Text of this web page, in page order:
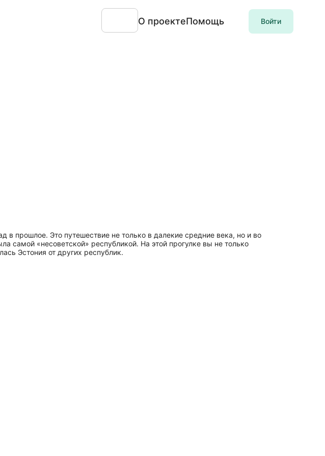
О проектеПомощь Войти
прошлое. Это путешествие не только в далекие средние века, но и во
самой «несоветской» республикой. На этой прогулке вы не только
Эстония от других республик.